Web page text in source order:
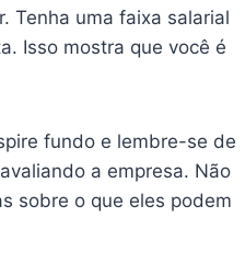
Tenha uma faixa salarial
Isso mostra que você é
fundo e lembre-se de
a empresa. Não
sobre o que eles podem